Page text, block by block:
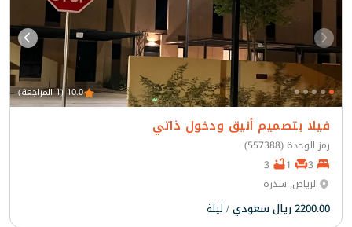
10.0 (1 المراجعة)
فيلا بتصميم أنيق ودخول ذاتي
رمز الوحدة (557388)
الرياض, سدرة
2200.00 ريال سعودي / ليلة